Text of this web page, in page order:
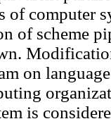
of computer
of scheme
on
is